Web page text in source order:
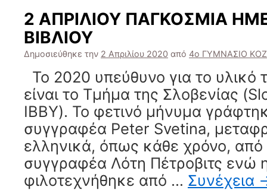
2 ΑΠΡΙΛΙΟΥ ΠΑΓΚΟΣΜΙΑ
ΒΙΒΛΙΟΥ
Δημοσιεύθηκε την 2 Απριλίου 2020 από 4ο ΓΥΜΝΑΣΙΟ
Το 2020 υπεύθυνο για το υλικό
είναι το Τμήμα της Σλοβενίας
IBBY). Το φετινό μήνυμα
συγγραφέα Peter Svetina,
ελληνικά, όπως κάθε χρόνο, από
συγγραφέα Λότη Πέτροβιτς ενώ
φιλοτεχνήθηκε από … Συνέχεια